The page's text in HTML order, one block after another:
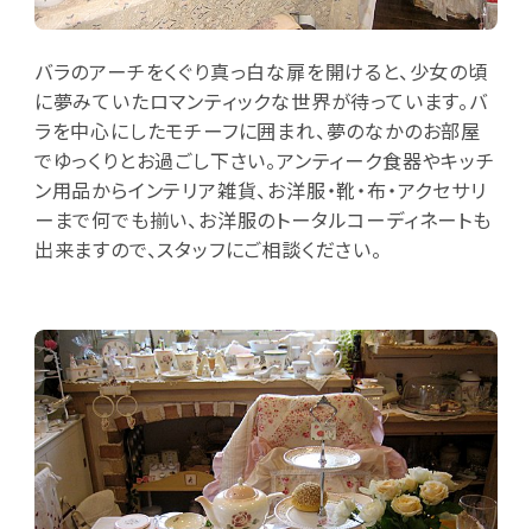
バラのアーチをくぐり真っ白な扉を開けると、少女の頃
に夢みていたロマンティックな世界が待っています。バ
ラを中心にしたモチーフに囲まれ、夢のなかのお部屋
でゆっくりとお過ごし下さい。アンティーク食器やキッチ
ン用品からインテリア雑貨、お洋服・靴・布・アクセサリ
ーまで何でも揃い、お洋服のトータルコーディネートも
出来ますので、スタッフにご相談ください。